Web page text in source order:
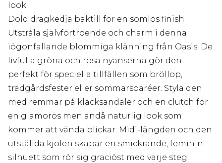
look
Dold dragkedja baktill för en sömlös finish
Utstråla självförtroende och charm i denna
iögonfallande blommiga klänning från Oasis. De
livfulla gröna och rosa nyanserna gör den
perfekt för speciella tillfällen som bröllop,
trädgårdsfester eller sommarsoaréer. Styla den
med remmar på klacksandaler och en clutch för
en glamorös men ändå naturlig look som
kommer att vända blickar. Midi-längden och den
utställda kjolen skapar en smickrande, feminin
silhuett som rör sig graciöst med varje steg.